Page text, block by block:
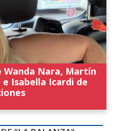
Nara, Martín
e Isabella Icardi de